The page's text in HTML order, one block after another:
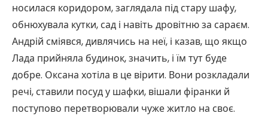
носилася коридором, заглядала під стару шафу,
обнюхувала кутки, сад і навіть дровітню за сараєм.
Андрій сміявся, дивлячись на неї, і казав, що якщо
Лада прийняла будинок, значить, і їм тут буде
добре. Оксана хотіла в це вірити. Вони розкладали
речі, ставили посуд у шафки, вішали фіранки й
поступово перетворювали чуже житло на своє.